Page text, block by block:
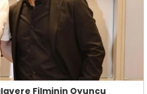
Filminin Oyuncu